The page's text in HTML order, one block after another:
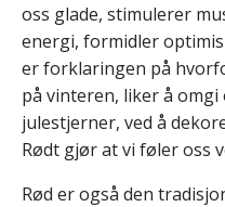
oss glade, stimulerer
energi, formidler
er forklaringen på
på vinteren, liker å omgi
julestjerner, ved å
Rødt gjør at vi føler oss
Rød er også den